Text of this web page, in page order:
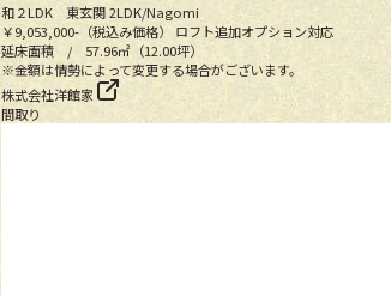
和２LDK 東玄関2LDK/Nagomi
￥9,053,000- （税込み価格）
ロフト追加オプション対応
延床面積 / 57.96㎡（12.00坪）
※金額は情勢によって変更する場合がございます。
株式会社洋館家
間取り